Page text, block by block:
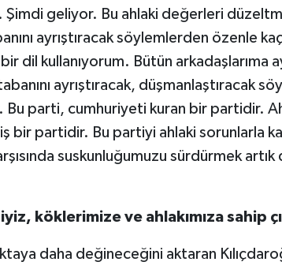
geliyor. Bu ahlaki değerleri
ayrıştıracak söylemlerden özenle
dil kullanıyorum. Bütün arkadaşlarıma
ayrıştıracak, düşmanlaştıracak
Bu parti, cumhuriyeti kuran bir partidir.
bir partidir. Bu partiyi ahlaki sorunlarla
suskunluğumuzu sürdürmek
köklerimize ve ahlakımıza sahip
daha değineceğini aktaran